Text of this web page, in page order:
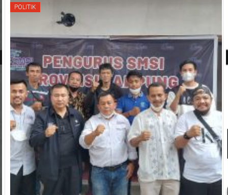
POLITIK